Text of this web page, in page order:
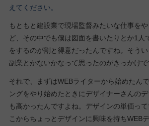
えてください。
もともと建設業で現場監督みたいな仕事を
ど、その中でも僕は図面を書いたりとか1人
をするのが割と得意だったんですね。そう
副業とかないかなって思ったのがきっかけで
それで、まずはWEBライターから始めたん
ングをやり始めたときにデザイナーさんの
も高かったんですよね。デザインの単価っ
こからちょっとデザインに興味を持ちWEB